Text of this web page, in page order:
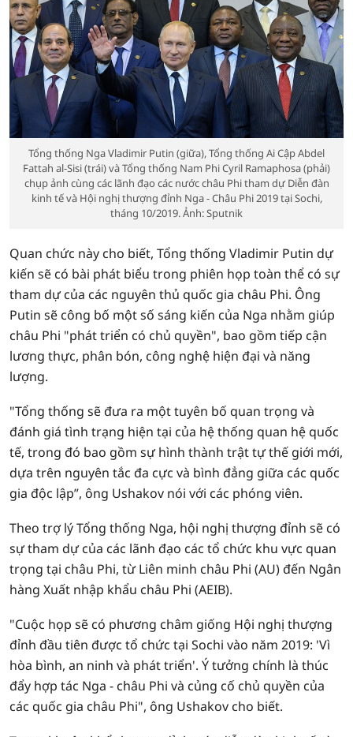
Tổng thống Nga Vladimir Putin (giữa), Tổng thống Ai Cập Abdel
Fattah al-Sisi (trái) và Tổng thống Nam Phi Cyril Ramaphosa (phải)
chụp ảnh cùng các lãnh đạo các nước châu Phi tham dự Diễn đàn
kinh tế và Hội nghị thượng đỉnh Nga - Châu Phi 2019 tại Sochi,
tháng 10/2019. Ảnh: Sputnik
Quan chức này cho biết, Tổng thống Vladimir Putin dự
kiến sẽ có bài phát biểu trong phiên họp toàn thể có sự
tham dự của các nguyên thủ quốc gia châu Phi. Ông
Putin sẽ công bố một số sáng kiến ​​của Nga nhằm giúp
châu Phi "phát triển có chủ quyền", bao gồm tiếp cận
lương thực, phân bón, công nghệ hiện đại và năng
lượng.
"Tổng thống sẽ đưa ra một tuyên bố quan trọng và
đánh giá tình trạng hiện tại của hệ thống quan hệ quốc
tế, trong đó bao gồm sự hình thành trật tự thế giới mới,
dựa trên nguyên tắc đa cực và bình đẳng giữa các quốc
gia độc lập”, ông Ushakov nói với các phóng viên.
Theo trợ lý Tổng thống Nga, hội nghị thượng đỉnh sẽ có
sự tham dự của các lãnh đạo các tổ chức khu vực quan
trọng tại châu Phi, từ Liên minh châu Phi (AU) đến Ngân
hàng Xuất nhập khẩu châu Phi (AEIB).
"Cuộc họp sẽ có phương châm giống Hội nghị thượng
đỉnh đầu tiên được tổ chức tại Sochi vào năm 2019: 'Vì
hòa bình, an ninh và phát triển'. Ý tưởng chính là thúc
đẩy hợp tác Nga - châu Phi và củng cố chủ quyền của
các quốc gia châu Phi", ông Ushakov cho biết.